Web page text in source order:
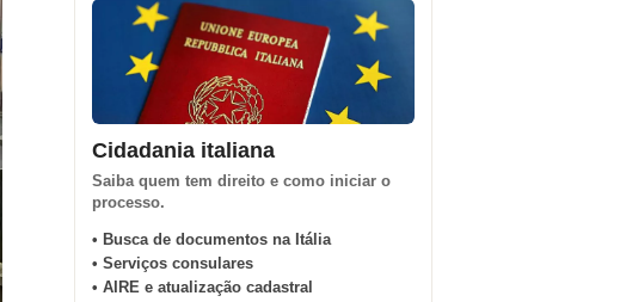
Cidadania italiana
Saiba quem tem direito e como iniciar o
processo.
• Busca de documentos na Itália
• Serviços consulares
• AIRE e atualização cadastral